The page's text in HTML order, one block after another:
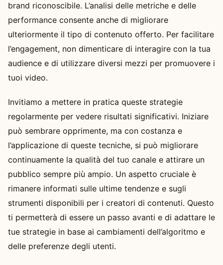
brand riconoscibile. L’analisi delle metriche e delle
performance consente anche di migliorare
ulteriormente il tipo di contenuto offerto. Per facilitare
l’engagement, non dimenticare di interagire con la tua
audience e di utilizzare diversi mezzi per promuovere i
tuoi video.
Invitiamo a mettere in pratica queste strategie
regolarmente per vedere risultati significativi. Iniziare
può sembrare opprimente, ma con costanza e
l’applicazione di queste tecniche, si può migliorare
continuamente la qualità del tuo canale e attirare un
pubblico sempre più ampio. Un aspetto cruciale è
rimanere informati sulle ultime tendenze e sugli
strumenti disponibili per i creatori di contenuti. Questo
ti permetterà di essere un passo avanti e di adattare le
tue strategie in base ai cambiamenti dell’algoritmo e
delle preferenze degli utenti.